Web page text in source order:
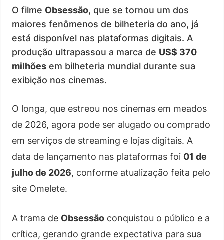
O filme Obsessão, que se tornou um dos
maiores fenômenos de bilheteria do ano, já
está disponível nas plataformas digitais. A
produção ultrapassou a marca de US$ 370
milhões em bilheteria mundial durante sua
exibição nos cinemas.
O longa, que estreou nos cinemas em meados
de 2026, agora pode ser alugado ou comprado
em serviços de streaming e lojas digitais. A
data de lançamento nas plataformas foi 01 de
julho de 2026, conforme atualização feita pelo
site Omelete.
A trama de Obsessão conquistou o público e a
crítica, gerando grande expectativa para sua